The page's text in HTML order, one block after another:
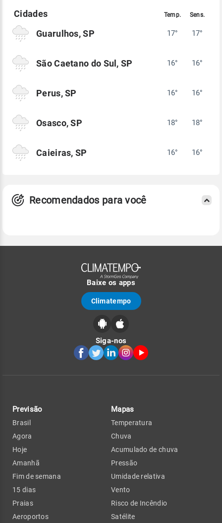
Guarulhos, SP 17° 17°
São Caetano do Sul, SP 16° 16°
Perus, SP 16° 16°
Osasco, SP 18° 18°
Caieiras, SP 16° 16°
Recomendados para você
Baixe os apps
Climatempo
Siga-nos
Previsão
Brasil
Agora
Hoje
Amanhã
Fim de semana
15 dias
Praias
Aeroportos
Mapas
Temperatura
Chuva
Acumulado de chuva
Pressão
Umidade relativa
Vento
Risco de Incêndio
Satélite